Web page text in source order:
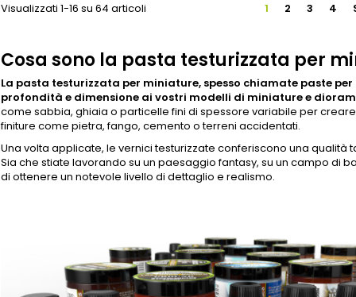
Visualizzati 1-16 su 64 articoli 1 2 3 4
Cosa sono la pasta testurizzata per
La pasta testurizzata per miniature, spesso chiamate paste
profondità e dimensione ai vostri modelli di miniature e
come sabbia, ghiaia o particelle fini di spessore variabile per
finiture come pietra, fango, cemento o terreni accidentati.
Una volta applicate, le vernici testurizzate conferiscono una
Sia che stiate lavorando su un paesaggio fantasy, su un campo di
di ottenere un notevole livello di dettaglio e realismo.